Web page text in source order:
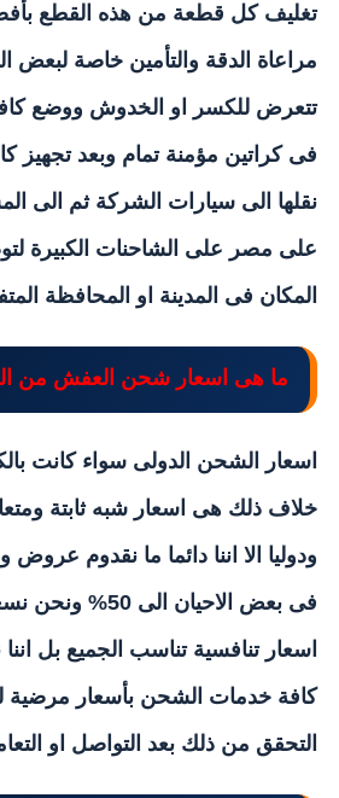
تغليف كل قطعة من هذه القطع
مراعاة الدقة والتأمين خاصة لبعض
تتعرض للكسر او الخدوش ووضع
فى كراتين مؤمنة تمام وبعد تجهيز
نقلها الى سيارات الشركة ثم الى
على مصر على الشاحنات الكبيرة
المكان فى المدينة او المحافظة
ما هى اسعار شحن العفش من
اسعار الشحن الدولى سواء كانت
خلاف ذلك هى اسعار شبه ثابتة
ودوليا الا اننا دائما ما نقدوم
فى بعض الاحيان الى
اسعار تنافسية تناسب الجميع بل
كافة خدمات الشحن بأسعار مرضية
التحقق من ذلك بعد التواصل او